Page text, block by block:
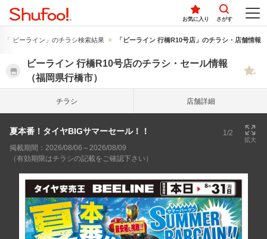
お気に入り さがす
「 ビーライン」のチラシ検索結果 「ビーライン 行橋R10号店」のチラシ・店舗情報
ビーライン 行橋R10号店のチラシ・セール情報
（福岡県行橋市）
チラシ 店舗詳細
夏本番！タイヤBIGサマーセール！！ 1/2
拡大
掲載期間：2026/08/06～2026/08/09
（有効期限はチラシの記載をご確認下さい）